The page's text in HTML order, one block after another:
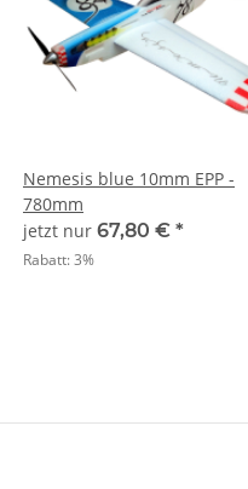
Nemesis blue 10mm EPP -
780mm
jetzt nur 67,80 € *
Rabatt:3%